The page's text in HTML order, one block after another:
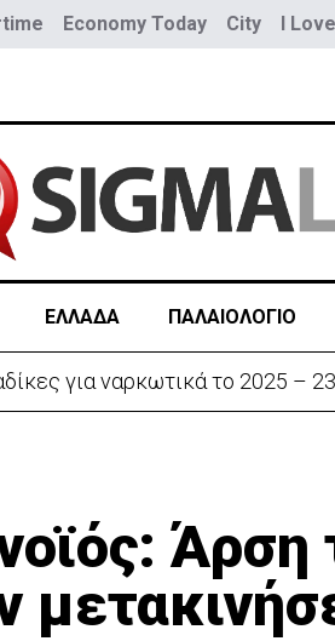
Economy Today City I
ΕΛΛΑΔΑ ΠΑΛΑΙΟΛΟΓΙΟ
για ναρκωτικά το 2025 –
Άρση